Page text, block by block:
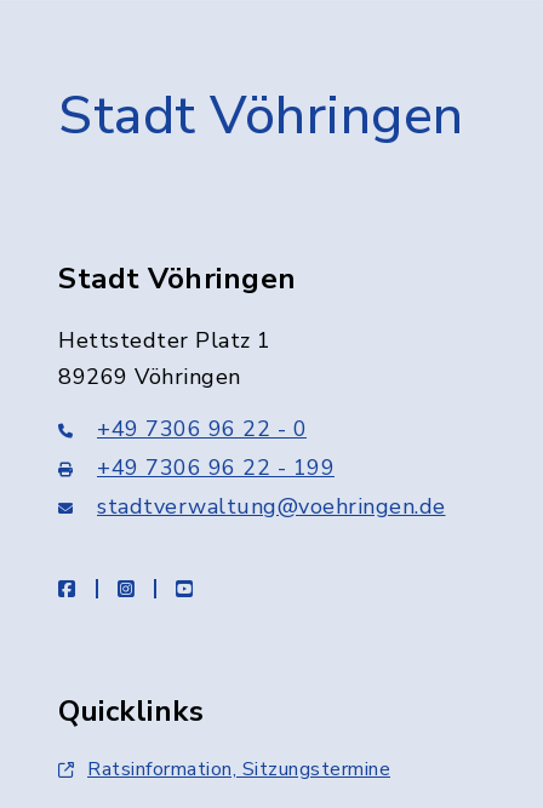
Stadt Vöhringen
Stadt Vöhringen
Hettstedter Platz 1
89269 Vöhringen
+49 7306 96 22 - 0
+49 7306 96 22 - 199
stadtverwaltung@voehringen.de
facebookinstagramyoutube
Quicklinks
Ratsinformation, Sitzungstermine